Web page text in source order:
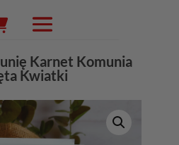
Karnet Komunia
Kwiatki